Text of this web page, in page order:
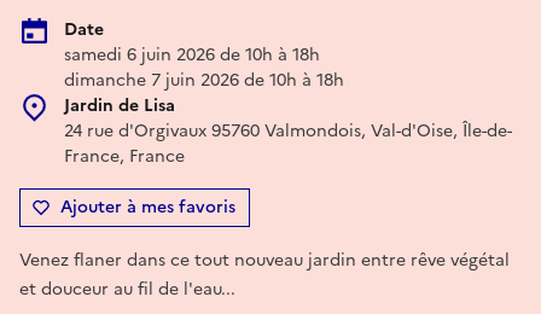
Date
samedi 6 juin 2026 de 10h à 18h
dimanche 7 juin 2026 de 10h à 18h
Jardin de Lisa
24 rue d'Orgivaux 95760 Valmondois, Val-d'Oise, Île-de-
France, France
Ajouter à mes favoris
Venez flaner dans ce tout nouveau jardin entre rêve végétal
et douceur au fil de l'eau...